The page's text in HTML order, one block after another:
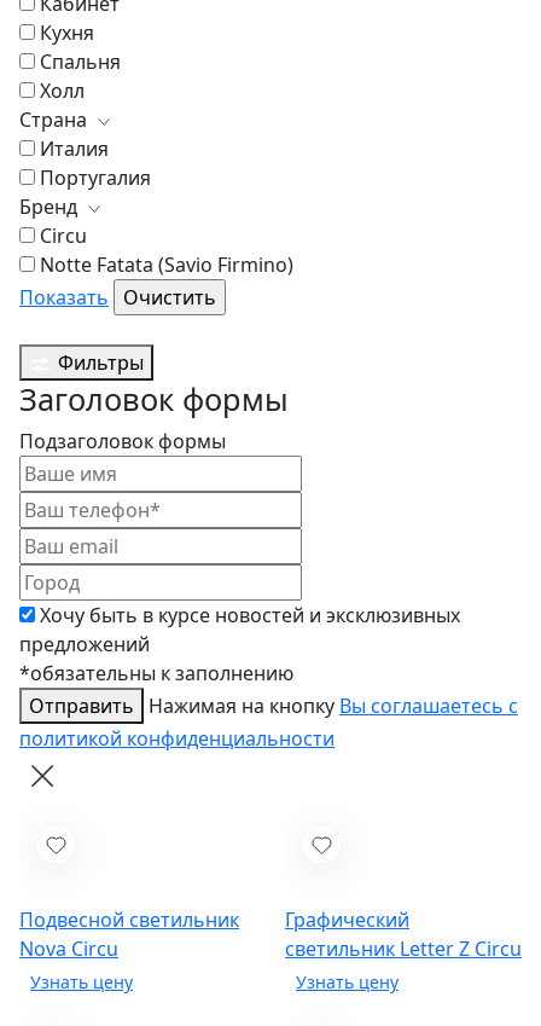
Кухня
Спальня
Холл
Страна
Италия
Португалия
Бренд
Circu
Notte Fatata (Savio Firmino)
Показать
Фильтры
Заголовок формы
Подзаголовок формы
Хочу быть в курсе новостей и эксклюзивных
предложений
*обязательны к заполнению
Отправить
Нажимая на кнопку Вы соглашаетесь с
политикой конфиденциальности
Подвесной светильник
Nova Circu
Графический
светильник Letter Z Circu